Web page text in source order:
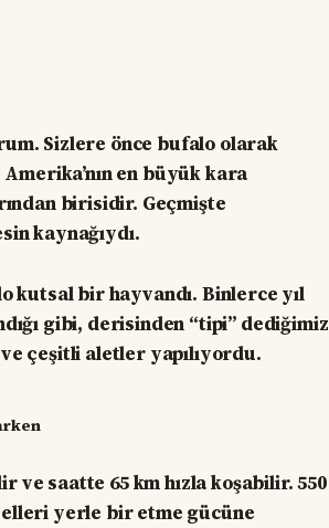
Sizlere önce bufalo olarak
en büyük kara
birisidir. Geçmişte
kaynağıydı.
kutsal bir hayvandı. Binlerce yıl
gibi, derisinden “tipi” dediğimiz
çeşitli aletler yapılıyordu.
saatte 65 km hızla koşabilir. 550
yerle bir etme gücüne